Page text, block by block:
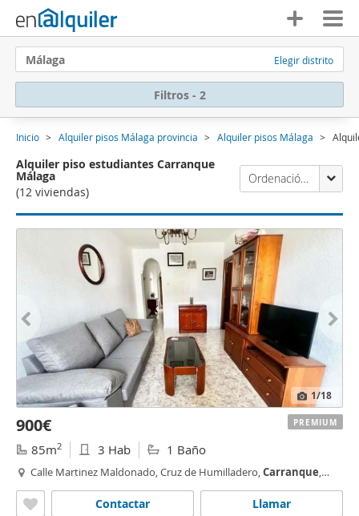
Málaga Elegir distrito
Filtros - 2
Inicio Alquiler pisos Málaga provincia Alquiler pisos Málaga
Alquiler piso estudiantes Carranque
Málaga
(12 viviendas)
Ordenación Enalquiler
1/18
900€
85m2 3 Hab 1 Baño
Calle Martinez Maldonado, Cruz de Humilladero,Carranque,
Llamar
Contactar
PREMIUM